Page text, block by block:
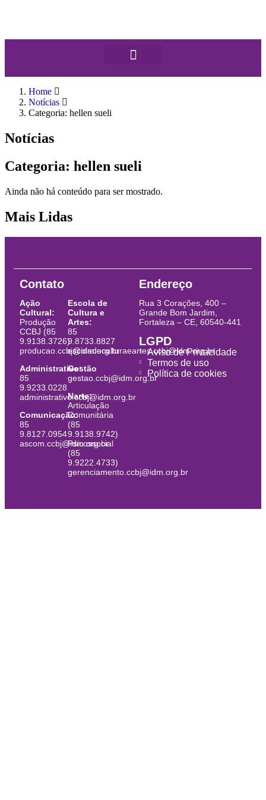
Home
Notícias
Categoria: hellen sueli
Notícias
Categoria: hellen sueli
Ainda não há conteúdo para ser mostrado.
Mais Lidas
Contato
Ação
Cultural:
Produção
CCBJ (85
9.9138.3726)
producao.ccbj@idm.org.br
Administrativo:
85
9.9233.0228
administrativo.ccbj@idm.org.br
Comunicação:
85
9.8127.0954
ascom.ccbj@idm.org.br
Escola de
Cultura e
Artes:
85
9.8733.8827
escoladeculturaeartes.ccbj@idm.org.br
Gestão
gestao.ccbj@idm.org.br
Narte:
Articulação
Comunitária
(85
9.9138.9742)
Psicossocial
(85
9.9222.4733)
gerenciamento.ccbj@idm.org.br
Endereço
Rua 3 Corações, 400 –
Grande Bom Jardim,
Fortaleza – CE, 60540-441
LGPD
Aviso de Privacidade
Termos de uso
Política de cookies